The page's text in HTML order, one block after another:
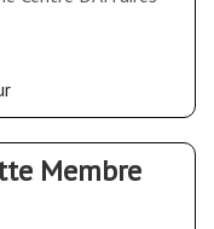
Membre